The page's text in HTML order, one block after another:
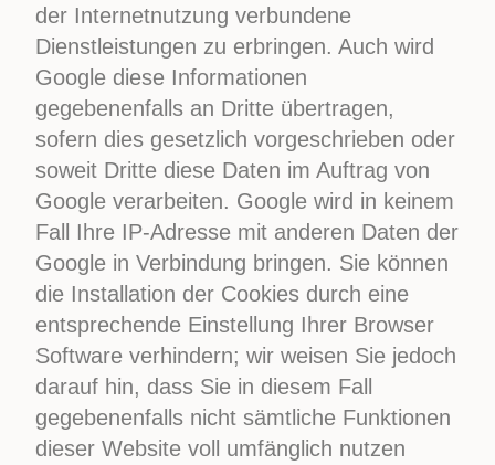
der Internetnutzung verbundene
Dienstleistungen zu erbringen. Auch wird
Google diese Informationen
gegebenenfalls an Dritte übertragen,
sofern dies gesetzlich vorgeschrieben oder
soweit Dritte diese Daten im Auftrag von
Google verarbeiten. Google wird in keinem
Fall Ihre IP-Adresse mit anderen Daten der
Google in Verbindung bringen. Sie können
die Installation der Cookies durch eine
entsprechende Einstellung Ihrer Browser
Software verhindern; wir weisen Sie jedoch
darauf hin, dass Sie in diesem Fall
gegebenenfalls nicht sämtliche Funktionen
dieser Website voll umfänglich nutzen